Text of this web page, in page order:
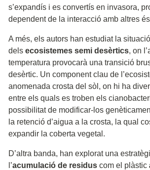
s’expandís i es convertís en invasora,
dependent de la interacció amb altres
A més, els autors han estudiat la situació
dels ecosistemes semi desèrtics, on
temperatura provocarà una transició
desèrtic. Un component clau de
anomenada crosta del sòl, on hi ha
entre els quals es troben els
possibilitat de modificar-los
la retenció d’aigua a la crosta, la qual
expandir la coberta vegetal.
D’altra banda, han explorat una
l’acumulació de residus com el plàstic